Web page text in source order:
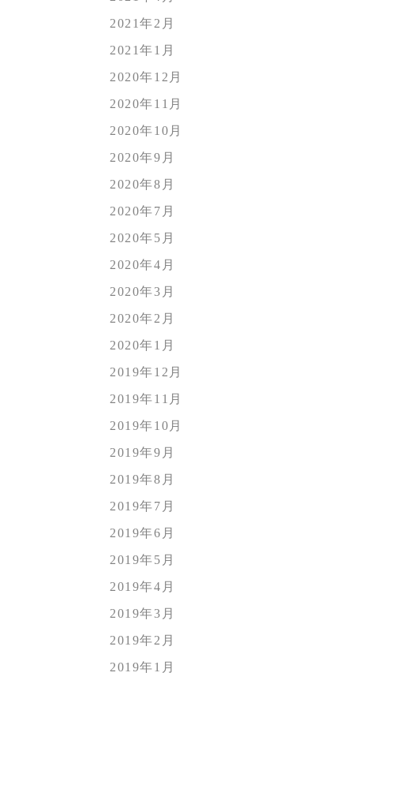
2021年2月
2021年1月
2020年12月
2020年11月
2020年10月
2020年9月
2020年8月
2020年7月
2020年5月
2020年4月
2020年3月
2020年2月
2020年1月
2019年12月
2019年11月
2019年10月
2019年9月
2019年8月
2019年7月
2019年6月
2019年5月
2019年4月
2019年3月
2019年2月
2019年1月